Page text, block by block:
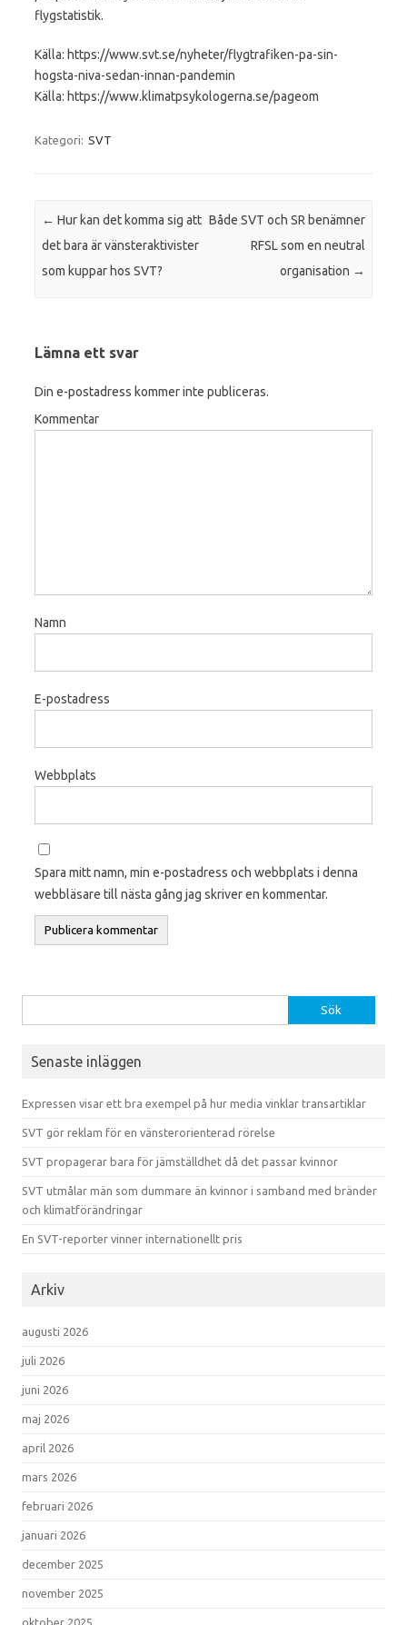
flygstatistik.
Källa: https://www.svt.se/nyheter/flygtrafiken-pa-sin-
hogsta-niva-sedan-innan-pandemin
Källa: https://www.klimatpsykologerna.se/pageom
Kategori: SVT
Inläggsnavigering
← Hur kan det komma sig att
det bara är vänsteraktivister
som kuppar hos SVT?
Både SVT och SR benämner
RFSL som en neutral
organisation →
Lämna ett svar
Din e-postadress kommer inte publiceras.
Kommentar
Namn
E-postadress
Webbplats
Spara mitt namn, min e-postadress och webbplats i denna
webbläsare till nästa gång jag skriver en kommentar.
Senaste inläggen
Expressen visar ett bra exempel på hur media vinklar transartiklar
SVT gör reklam för en vänsterorienterad rörelse
SVT propagerar bara för jämställdhet då det passar kvinnor
SVT utmålar män som dummare än kvinnor i samband med bränder
och klimatförändringar
En SVT-reporter vinner internationellt pris
Arkiv
augusti 2026
juli 2026
juni 2026
maj 2026
april 2026
mars 2026
februari 2026
januari 2026
december 2025
november 2025
oktober 2025